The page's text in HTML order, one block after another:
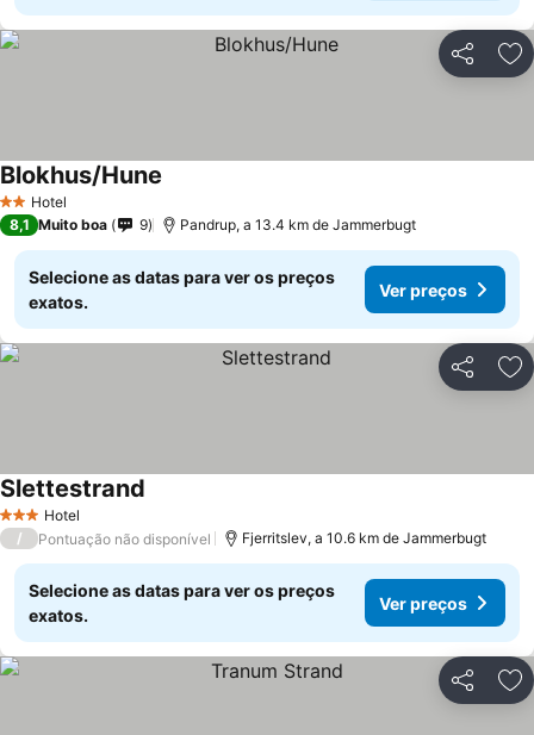
Partilhar
2 Estrelas
Hotel
Blokhus/Hune
8,1 Muito boa 9 Pandrup, a 13.4 km de Jammerbugt
Selecione as datas para ver os preços
exatos.
Ver preços
Partilhar
3 EstrelasHotel
Slettestrand
/ Pontuação não disponível Fjerritslev, a 10.6 km de Jammerbugt
Selecione as datas para ver os preços
exatos.
Ver preços
Partilhar